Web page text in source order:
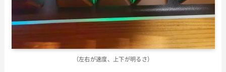
（左右が速度、上下が明るさ）